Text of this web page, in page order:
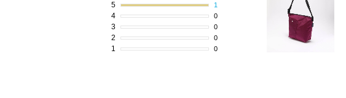
5 1
4 0
3 0
2 0
1 0